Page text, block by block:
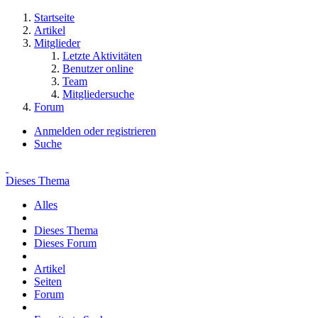
Startseite
Artikel
Mitglieder
Letzte Aktivitäten
Benutzer online
Team
Mitgliedersuche
Forum
Anmelden oder registrieren
Suche
Dieses Thema
Alles
Dieses Thema
Dieses Forum
Artikel
Seiten
Forum